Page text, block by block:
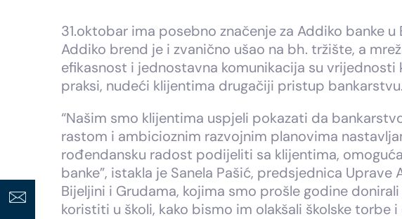
31.oktobar ima posebno značenje za Addiko banke
Addiko brend je i zvanično ušao na bh. tržište, a
efikasnost i jednostavna komunikacija su
praksi, nudeći klijentima drugačiji pristup bankarstvu.
“Našim smo klijentima uspjeli pokazati da
rastom i ambicioznim razvojnim planovima
rođendansku radost podijeliti sa klijentima,
banke”, istakla je Sanela Pašić, predsjednica
Bijeljini i Grudama, kojima smo prošle godine
koristiti u školi, kako bismo im olakšali školske torbe